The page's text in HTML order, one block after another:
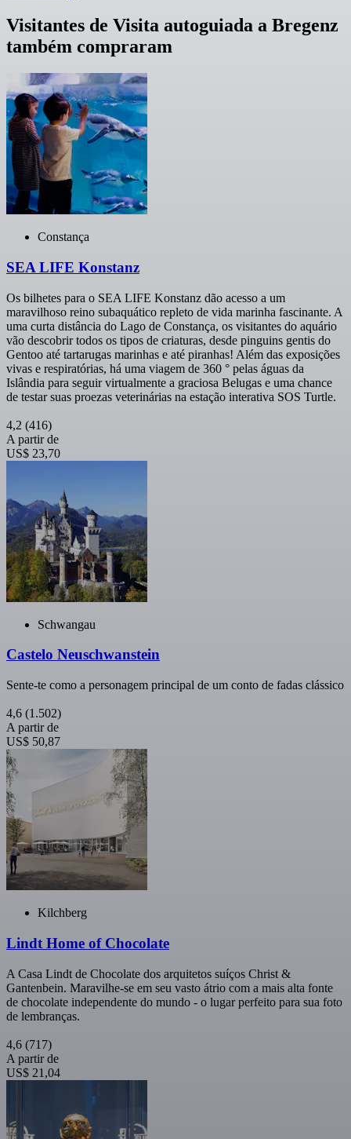
Visitantes de Visita autoguiada a Bregenz
também compraram
Constança
SEA LIFE Konstanz
Os bilhetes para o SEA LIFE Konstanz dão acesso a um
maravilhoso reino subaquático repleto de vida marinha fascinante. A
uma curta distância do Lago de Constança, os visitantes do aquário
vão descobrir todos os tipos de criaturas, desde pinguins gentis do
Gentoo até tartarugas marinhas e até piranhas! Além das exposições
vivas e respiratórias, há uma viagem de 360 ° pelas águas da
Islândia para seguir virtualmente a graciosa Belugas e uma chance
de testar suas proezas veterinárias na estação interativa SOS Turtle.
4,2 (416)
A partir de
US$ 23,70
Schwangau
Castelo Neuschwanstein
Sente-te como a personagem principal de um conto de fadas clássico
4,6 (1.502)
A partir de
US$ 50,87
Kilchberg
Lindt Home of Chocolate
A Casa Lindt de Chocolate dos arquitetos suíços Christ &
Gantenbein. Maravilhe-se em seu vasto átrio com a mais alta fonte
de chocolate independente do mundo - o lugar perfeito para sua foto
de lembranças.
4,6 (717)
A partir de
US$ 21,04